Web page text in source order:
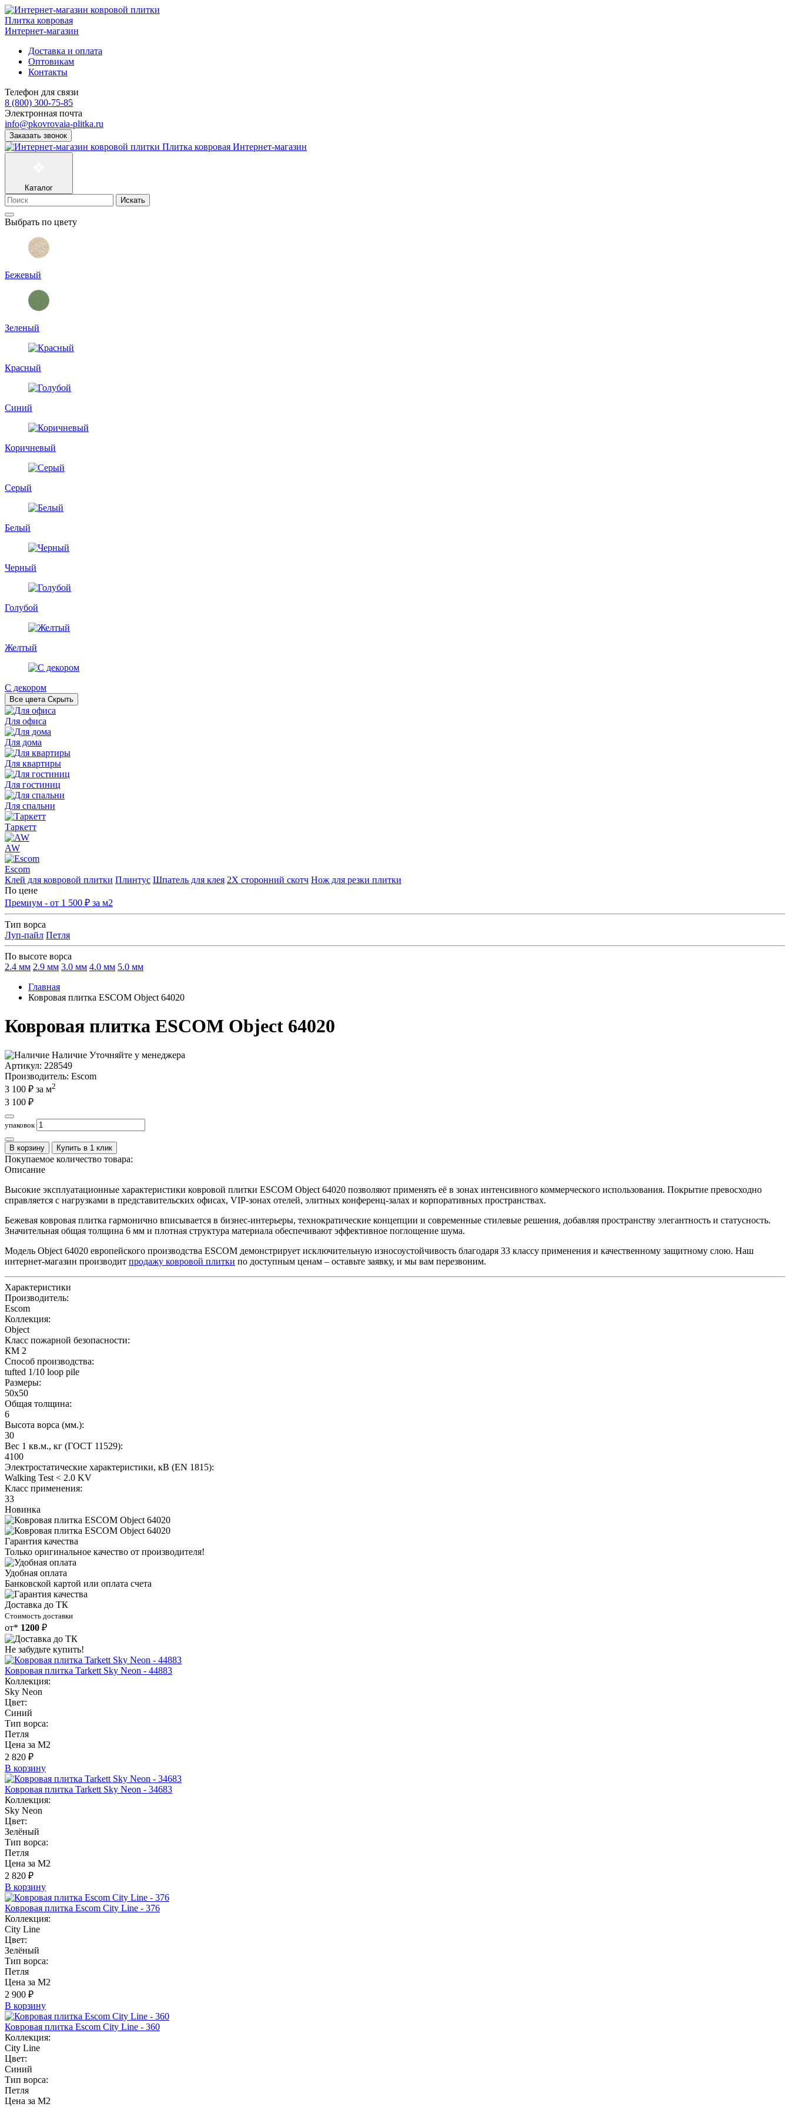
Плитка ковровая
Интернет-магазин
Доставка и оплата
Оптовикам
Контакты
Телефон для связи
8 (800) 300-75-85
Электронная почта
info@pkovrovaia-plitka.ru
Заказать звонок
Плитка ковровая Интернет-магазин
Каталог
Искать
Выбрать по цвету
Бежевый
Зеленый
Красный
Синий
Коричневый
Серый
Белый
Черный
Голубой
Желтый
С декором
Все цвета Скрыть
Для офиса
Для дома
Для квартиры
Для гостиниц
Для спальни
Таркетт
AW
Escom
Клей для ковровой плитки Плинтус Шпатель для клея 2Х сторонний скотч Нож для резки плитки
По цене
Премиум - от 1 500 ₽ за м2
Тип ворса
Луп-пайл Петля
По высоте ворса
2.4 мм 2.9 мм 3.0 мм 4.0 мм 5.0 мм
Главная
Ковровая плитка ESCOM Object 64020
Ковровая плитка ESCOM Object 64020
Наличие Уточняйте у менеджера
Артикул: 228549
Производитель: Escom
3 100 ₽ за м2
3 100 ₽
упаковок
В корзину Купить в 1 клик
Покупаемое количество товара:
Описание
Высокие эксплуатационные характеристики ковровой плитки ESCOM Object 64020 позволяют применять её в зонах интенсивного коммерческого использования. Покрытие превосходно
справляется с нагрузками в представительских офисах, VIP-зонах отелей, элитных конференц-залах и корпоративных пространствах.
Бежевая ковровая плитка гармонично вписывается в бизнес-интерьеры, технократические концепции и современные стилевые решения, добавляя пространству элегантность и статусность.
Значительная общая толщина 6 мм и плотная структура материала обеспечивают эффективное поглощение шума.
Модель Object 64020 европейского производства ESCOM демонстрирует исключительную износоустойчивость благодаря 33 классу применения и качественному защитному слою. Наш
интернет-магазин производит продажу ковровой плитки по доступным ценам – оставьте заявку, и мы вам перезвоним.
Характеристики
Производитель:
Escom
Коллекция:
Object
Класс пожарной безопасности:
КМ 2
Способ производства:
tufted 1/10 loop pile
Размеры:
50x50
Общая толщина:
6
Высота ворса (мм.):
30
Вес 1 кв.м., кг (ГОСТ 11529):
4100
Электростатические характеристики, кВ (EN 1815):
Walking Test < 2.0 KV
Класс применения:
33
Новинка
Гарантия качества
Только оригинальное качество от производителя!
Удобная оплата
Банковской картой или оплата счета
Доставка до ТК
Стоимость доставки
от* 1200 ₽
Не забудьте купить!
Ковровая плитка Tarkett Sky Neon - 44883
Коллекция:
Sky Neon
Цвет:
Синий
Тип ворса:
Петля
Цена за М2
2 820 ₽
В корзину
Ковровая плитка Tarkett Sky Neon - 34683
Коллекция:
Sky Neon
Цвет:
Зелёный
Тип ворса:
Петля
Цена за М2
2 820 ₽
В корзину
Ковровая плитка Escom City Line - 376
Коллекция:
City Line
Цвет:
Зелёный
Тип ворса:
Петля
Цена за М2
2 900 ₽
В корзину
Ковровая плитка Escom City Line - 360
Коллекция:
City Line
Цвет:
Синий
Тип ворса:
Петля
Цена за М2